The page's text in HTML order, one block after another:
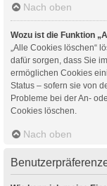
Nach oben
Wozu ist die Funktion
„Alle Cookies löschen“
dafür sorgen, dass Sie
ermöglichen Cookies
Status – sofern sie von
Probleme bei der An-
Cookies löschen.
Nach oben